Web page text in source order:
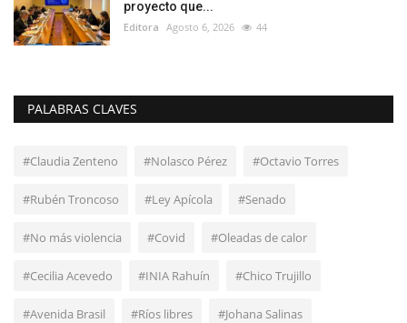
proyecto que...
Editora Agosto 6, 2026 44
PALABRAS CLAVES
#Claudia Zenteno #Nolasco Pérez #Octavio Torres
#Rubén Troncoso #Ley Apícola #Senado
#No más violencia #Covid #Oleadas de calor
#Cecilia Acevedo #INIA Rahuín #Chico Trujillo
#Avenida Brasil #Ríos libres #Johana Salinas